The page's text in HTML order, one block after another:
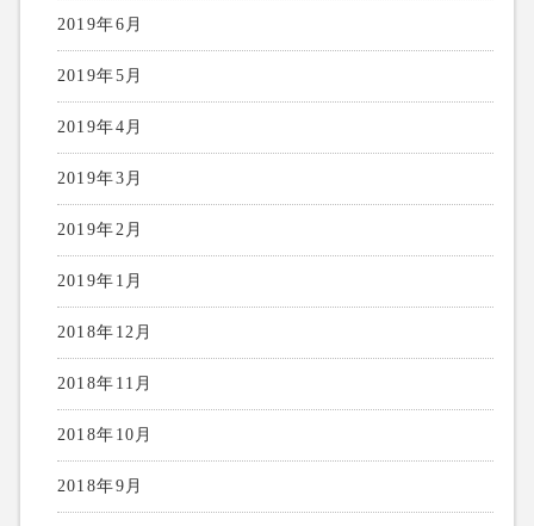
2019年6月
2019年5月
2019年4月
2019年3月
2019年2月
2019年1月
2018年12月
2018年11月
2018年10月
2018年9月